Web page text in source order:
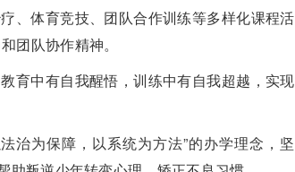
、体育竞技、团队合作训练等多样化课程活
团队协作精神。
育中有自我醒悟，训练中有自我超越，实现
治为保障，以系统为方法”的办学理念，坚